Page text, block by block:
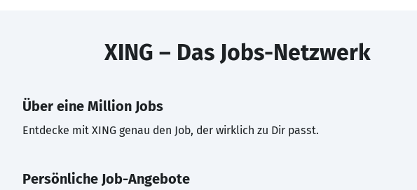
XING – Das Jobs-Netzwerk
Über eine Million Jobs
Entdecke mit XING genau den Job, der wirklich zu Dir passt.
Persönliche Job-Angebote